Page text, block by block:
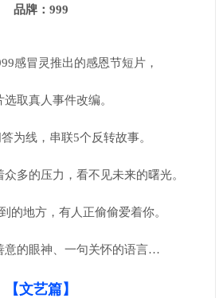
品牌：999
感冒灵推出的感恩节短片，
选取真人事件改编。
为线，串联5个反转故事。
多的压力，看不见未来的曙光。
的地方，有人正偷偷爱着你。
意的眼神、一句关怀的语言…
【文艺篇】